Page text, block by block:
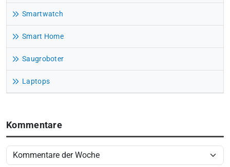
Smartwatch
Smart Home
Saugroboter
Laptops
Kommentare